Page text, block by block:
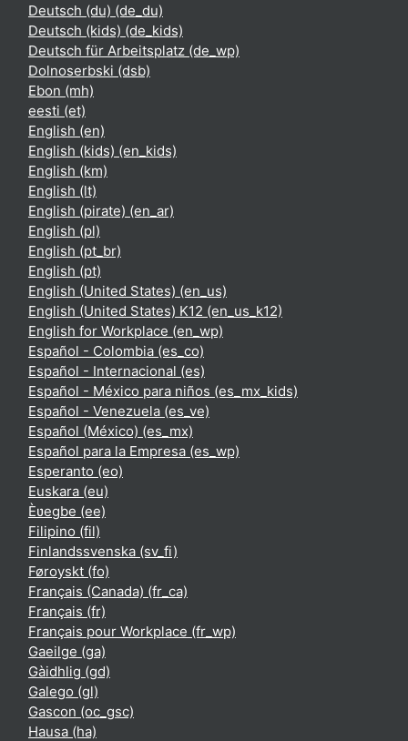
Deutsch (du) ‎(de_du)‎
Deutsch (kids) ‎(de_kids)‎
Deutsch für Arbeitsplatz ‎(de_wp)‎
Dolnoserbski ‎(dsb)‎
Ebon ‎(mh)‎
eesti ‎(et)‎
English ‎(en)‎
English (kids) ‎(en_kids)‎
English ‎(km)‎
English ‎(lt)‎
English (pirate) ‎(en_ar)‎
English ‎(pl)‎
English ‎(pt_br)‎
English ‎(pt)‎
English (United States) ‎(en_us)‎
English (United States) K12 ‎(en_us_k12)‎
English for Workplace ‎(en_wp)‎
Español - Colombia ‎(es_co)‎
Español - Internacional ‎(es)‎
Español - México para niños ‎(es_mx_kids)‎
Español - Venezuela ‎(es_ve)‎
Español (México) ‎(es_mx)‎
Español para la Empresa ‎(es_wp)‎
Esperanto ‎(eo)‎
Euskara ‎(eu)‎
Èʋegbe ‎(ee)‎
Filipino ‎(fil)‎
Finlandssvenska ‎(sv_fi)‎
Føroyskt ‎(fo)‎
Français (Canada) ‎(fr_ca)‎
Français ‎(fr)‎
Français pour Workplace ‎(fr_wp)‎
Gaeilge ‎(ga)‎
Gàidhlig ‎(gd)‎
Galego ‎(gl)‎
Gascon ‎(oc_gsc)‎
Hausa ‎(ha)‎